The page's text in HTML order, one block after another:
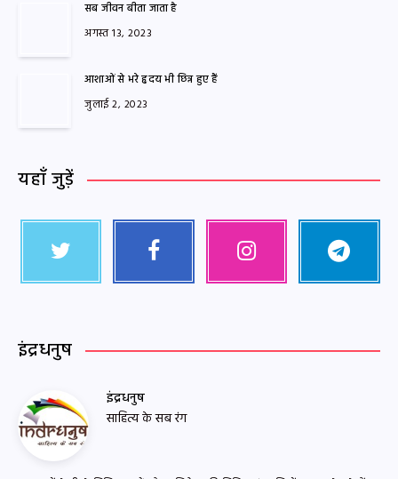
सब जीवन बीता जाता है
अगस्त 13, 2023
आशाओं से भरे हृदय भी छिन्न हुए हैं
जुलाई 2, 2023
यहाँ जुड़ें
इंद्रधनुष
इंद्रधनुष
साहित्य के सब रंग